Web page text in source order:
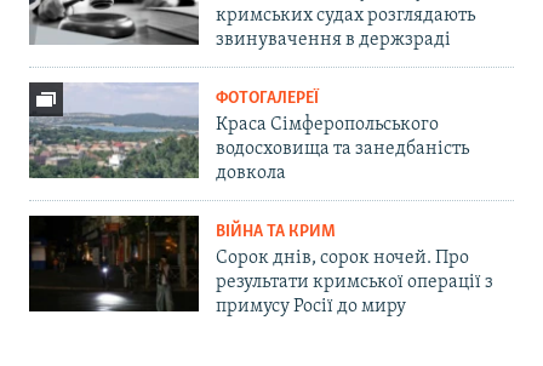
кримських судах розглядають
звинувачення в держзраді
ФОТОГАЛЕРЕЇ
Краса Сімферопольського
водосховища та занедбаність
довкола
ВІЙНА ТА КРИМ
Сорок днів, сорок ночей. Про
результати кримської операції з
примусу Росії до миру